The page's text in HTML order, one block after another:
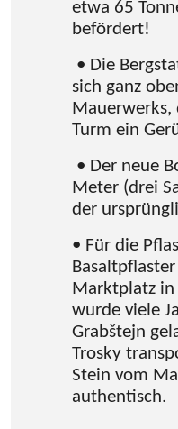
etwa 65
befördert!
• Die
sich ganz
Mauerwerks,
Turm ein
• Der neue
Meter (drei
der
• Für die
Marktplatz in
wurde viele
Grabštejn
Trosky
Stein vom
authentisch.